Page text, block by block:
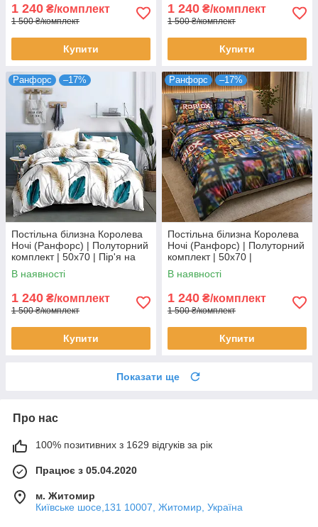
1 240 ₴/комплект
1 500 ₴/комплект
Купити
1 240 ₴/комплект
1 500 ₴/комплект
Купити
Ранфорс –17%
Постільна білизна Королева
Ночі (Ранфорс) | Полуторний
комплект | 50х70 | Пір'я на
білому
В наявності
1 240 ₴/комплект
1 500 ₴/комплект
Купити
Ранфорс –17%
Постільна білизна Королева
Ночі (Ранфорс) | Полуторний
комплект | 50х70 |
Різнокольоровий roblox
В наявності
1 240 ₴/комплект
1 500 ₴/комплект
Купити
Показати ще
Про нас
100% позитивних з 1629 відгуків за рік
Працює з 05.04.2020
м. Житомир
Київське шосе,131 10007, Житомир, Україна